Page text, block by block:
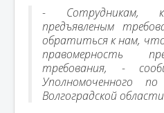
- Сотрудникам,
предъявленым
обратиться к нам,
правомерность
требования, -
Уполномоченного
Волгоградской